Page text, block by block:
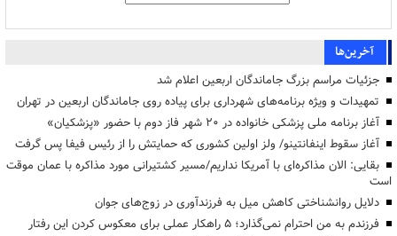
آخرین‌ها
جزئیات مراسم بزرگ جاماندگان اربعین اعلام شد
تمهیدات و ویژه برنامه‌های شهرداری برای پیاده روی جاماندگان اربعین در تهران
آغاز برنامه ملی پزشکی خانواده در ۲۰ شهر فاز دوم با حضور «پزشکیان»
آغاز سقوط اینفانتینو/ ولز اولین کشوری که حمایتش را از رئیس فیفا پس گرفت
بقایی: الان مذاکره‌ای با آمریکا نداریم/مسیر کشتیرانی مورد مذاکره با عمان موقت
است
دلایل روانشناختی کاهش میل به فرزندآوری در زوج‌های جوان
فرزندم به من احترام نمی‌گذارد؛ ۵ راهکار عملی برای معکوس کردن این رفتار